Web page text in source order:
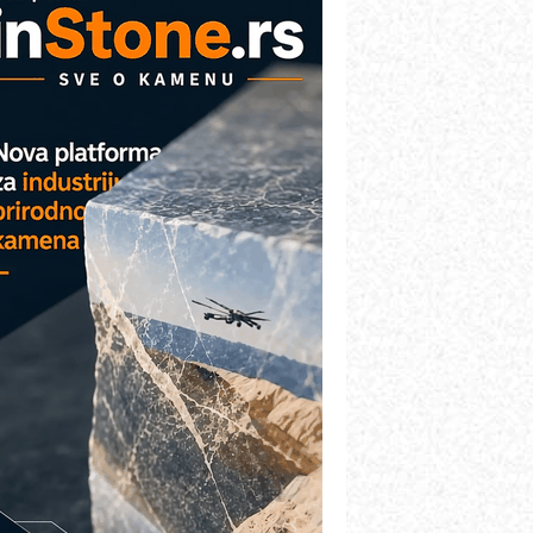
Maintenance Management